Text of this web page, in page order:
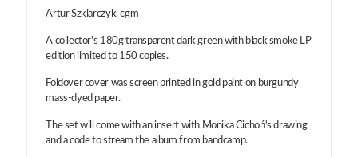
Artur Szklarczyk, cgm
A collector's 180g transparent dark green with black smoke LP
edition limited to 150 copies.
Foldover cover was screen printed in gold paint on burgundy
mass-dyed paper.
The set will come with an insert with Monika Cichoń's drawing
and a code to stream the album from bandcamp.